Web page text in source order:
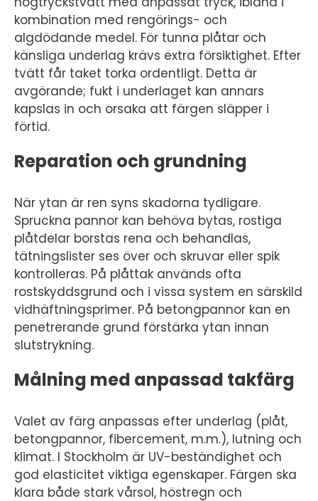
kombination med rengörings- och
algdödande medel. För tunna plåtar och
känsliga underlag krävs extra försiktighet. Efter
tvätt får taket torka ordentligt. Detta är
avgörande; fukt i underlaget kan annars
kapslas in och orsaka att färgen släpper i
förtid.
Reparation och grundning
När ytan är ren syns skadorna tydligare.
Spruckna pannor kan behöva bytas, rostiga
plåtdelar borstas rena och behandlas,
tätningslister ses över och skruvar eller spik
kontrolleras. På plåttak används ofta
rostskyddsgrund och i vissa system en särskild
vidhäftningsprimer. På betongpannor kan en
penetrerande grund förstärka ytan innan
slutstrykning.
Målning med anpassad takfärg
Valet av färg anpassas efter underlag (plåt,
betongpannor, fibercement, m.m.), lutning och
klimat. I Stockholm är UV-beständighet och
god elasticitet viktiga egenskaper. Färgen ska
klara både stark vårsol, höstregn och